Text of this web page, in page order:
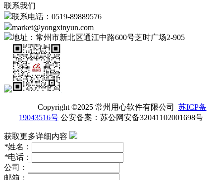
联系我们
联系电话：0519-89889576
market@yongxinyun.com
地址：常州市新北区通江中路600号芝时广场2-905
Copyright ©2025 常州用心软件有限公司 苏ICP备
19043516号 公安备案：苏公网安备32041102001698号
获取更多详细内容
*姓名：
*电话：
公司：
邮箱：